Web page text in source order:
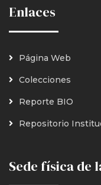
Enlaces
Página Web
Colecciones
Reporte BIO
Repositorio
Sede física de